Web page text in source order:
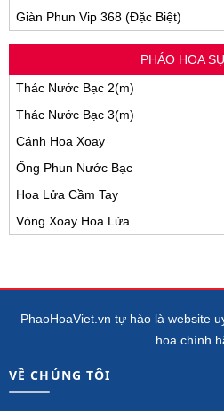
Giàn Phun Vip 368 (Đặc Biệt)
PHÁO HOA
Thác Nước Bạc 2(m)
Thác Nước Bạc 3(m)
Cánh Hoa Xoay
Ống Phun Nước Bạc
Hoa Lửa Cầm Tay
Vòng Xoay Hoa Lửa
PhaoHoaViet.vn tự hào là website
hoa chính
VỀ CHÚNG TÔI